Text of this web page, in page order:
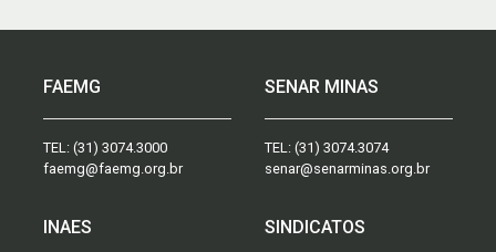
FAEMG
TEL: (31) 3074.3000
faemg@faemg.org.br
SENAR MINAS
TEL: (31) 3074.3074
senar@senarminas.org.br
INAES SINDICATOS